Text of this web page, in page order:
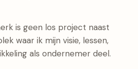
is geen los project naast
waar ik mijn visie, lessen,
als ondernemer deel.